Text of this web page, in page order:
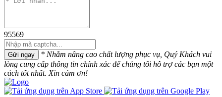
95569
Gửi ngay
* Nhằm nâng cao chất lượng phục vụ, Quý Khách vui
lòng cung cấp thông tin chính xác để chúng tôi hỗ trợ các bạn một
cách tốt nhất. Xin cám ơn!